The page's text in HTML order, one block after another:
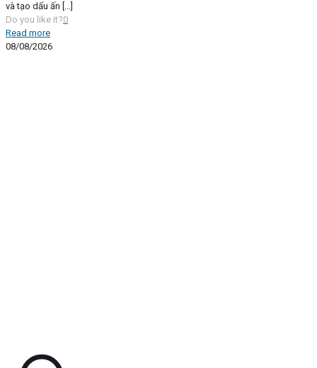
và tạo dấu ấn […]
Do you like it?0
Read more
08/08/2026